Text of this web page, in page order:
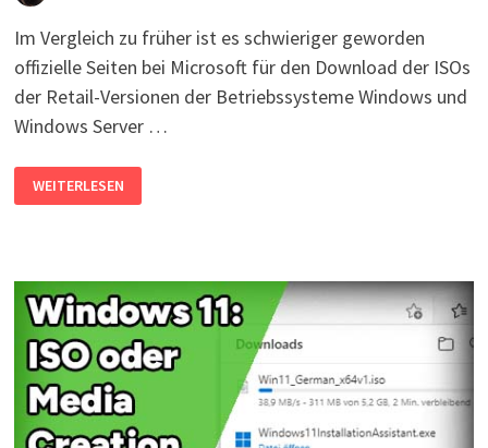
Im Vergleich zu früher ist es schwieriger geworden
offizielle Seiten bei Microsoft für den Download der ISOs
der Retail-Versionen der Betriebssysteme Windows und
Windows Server …
WINDOWS
SERVER
ISO-
OHNE
REGISTRIERUNG
WEITERLESEN